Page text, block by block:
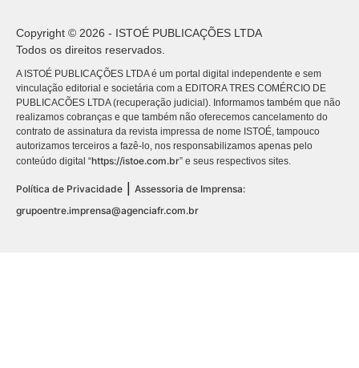
Copyright © 2026 - ISTOÉ PUBLICAÇÕES LTDA
Todos os direitos reservados.
A ISTOÉ PUBLICAÇÕES LTDA é um portal digital independente e sem
vinculação editorial e societária com a EDITORA TRES COMÉRCIO DE
PUBLICACÕES LTDA (recuperação judicial). Informamos também que não
realizamos cobranças e que também não oferecemos cancelamento do
contrato de assinatura da revista impressa de nome ISTOÉ, tampouco
autorizamos terceiros a fazê-lo, nos responsabilizamos apenas pelo
conteúdo digital “https://istoe.com.br” e seus respectivos sites.
Política de Privacidade
Assessoria de Imprensa:
grupoentre.imprensa@agenciafr.com.br